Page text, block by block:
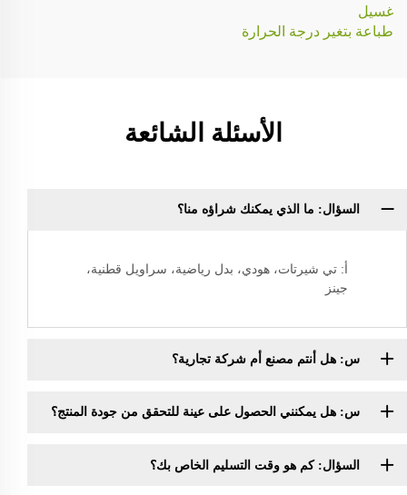
غسيل
طباعة بتغير درجة الحرارة
الأسئلة الشائعة
السؤال: ما الذي يمكنك شراؤه منا؟
أ: تي شيرتات، هودي، بدل رياضية، سراويل قطنية،
جينز
س: هل أنتم مصنع أم شركة تجارية؟
س: هل يمكنني الحصول على عينة للتحقق من جودة المنتج؟
السؤال: كم هو وقت التسليم الخاص بك؟